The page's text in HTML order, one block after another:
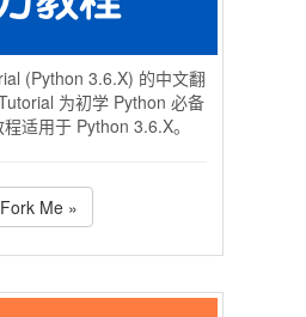
(Python 3.6.X) 的中文翻
为初学 Python 必备
适用于 Python 3.6.X。
Fork Me »